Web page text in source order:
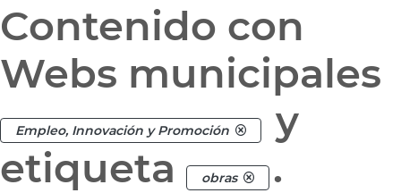
Contenido con
Webs municipales
Empleo, Innovación y Promoción
y
etiqueta
obras .